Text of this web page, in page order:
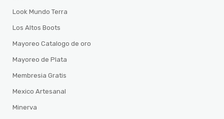
Look Mundo Terra
Los Altos Boots
Mayoreo Catalogo de oro
Mayoreo de Plata
Membresia Gratis
Mexico Artesanal
Minerva